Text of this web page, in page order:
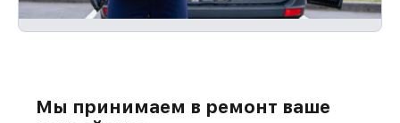
Мы принимаем в ремонт ваше